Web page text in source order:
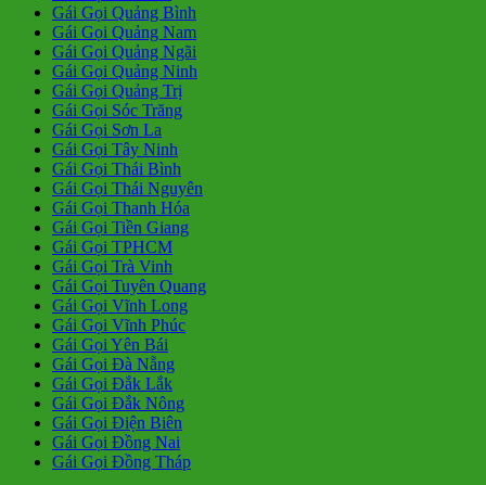
Gái Gọi Quảng Bình
Gái Gọi Quảng Nam
Gái Gọi Quảng Ngãi
Gái Gọi Quảng Ninh
Gái Gọi Quảng Trị
Gái Gọi Sóc Trăng
Gái Gọi Sơn La
Gái Gọi Tây Ninh
Gái Gọi Thái Bình
Gái Gọi Thái Nguyên
Gái Gọi Thanh Hóa
Gái Gọi Tiền Giang
Gái Gọi TPHCM
Gái Gọi Trà Vinh
Gái Gọi Tuyên Quang
Gái Gọi Vĩnh Long
Gái Gọi Vĩnh Phúc
Gái Gọi Yên Bái
Gái Gọi Đà Nẵng
Gái Gọi Đắk Lắk
Gái Gọi Đắk Nông
Gái Gọi Điện Biên
Gái Gọi Đồng Nai
Gái Gọi Đồng Tháp